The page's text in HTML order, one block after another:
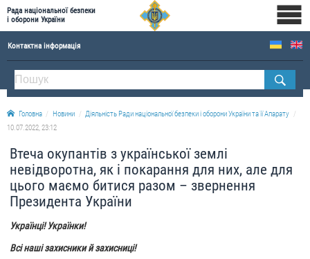
Рада національної безпеки
і оборони України
Контактна інформація
ПРО РНБОУ
Склад Ради національної безпеки і оборони України
Апарат Ради національної безпеки і оборони України
Історична довідка про діяльність Ради національної безпеки і оборони України
ОФІЦІЙНІ ДОКУМЕНТИ
Новини
Головна Новини
Діяльність Ради національної безпеки і оборони України та її Апарату
10.07.2022, 23:12
Втеча окупантів з української землі
невідворотна, як і покарання для них, але для
цього маємо битися разом – звернення
Президента України
Українці! Українки!
Всі наші захисники й захисниці!